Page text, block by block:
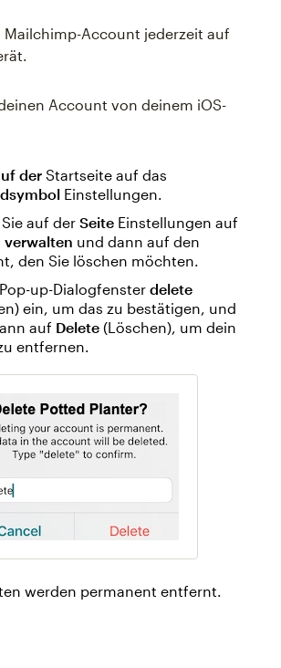
Mailchimp-Account jederzeit auf
Account von deinem iOS-
der Startseite auf das
Einstellungen.
auf der Seite Einstellungen auf
verwalten und dann auf den
den Sie löschen möchten.
up-Dialogfenster delete
ein, um das zu bestätigen, und
auf Delete (Löschen), um dein
entfernen.
werden permanent entfernt.